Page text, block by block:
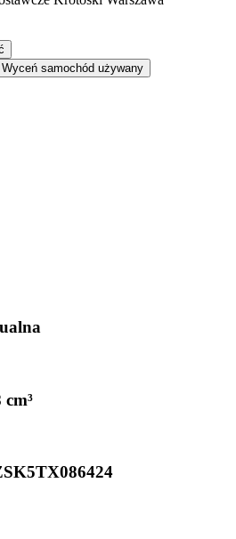
Wyceń samochód używany
cm³